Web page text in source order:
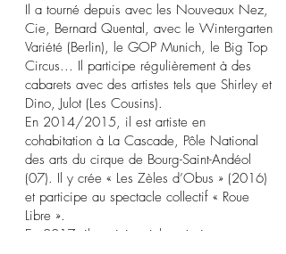
Il a tourné depuis avec les Nouveaux Nez,
Cie, Bernard Quental, avec le Wintergarten
Variété (Berlin), le GOP Munich, le Big Top
Circus... Il participe régulièrement à des
cabarets avec des artistes tels que Shirley et
Dino, Julot (Les Cousins).
En 2014/2015, il est artiste en
cohabitation à La Cascade, Pôle National
des arts du cirque de Bourg-Saint-Andéol
(07). Il y crée « Les Zèles d’Obus » (2016)
et participe au spectacle collectif « Roue
Libre ».
En 2017, il participe à la création